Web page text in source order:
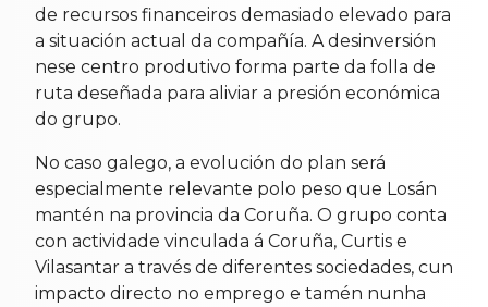
de recursos financeiros demasiado elevado para
a situación actual da compañía. A desinversión
nese centro produtivo forma parte da folla de
ruta deseñada para aliviar a presión económica
do grupo.
No caso galego, a evolución do plan será
especialmente relevante polo peso que Losán
mantén na provincia da Coruña. O grupo conta
con actividade vinculada á Coruña, Curtis e
Vilasantar a través de diferentes sociedades, cun
impacto directo no emprego e tamén nunha